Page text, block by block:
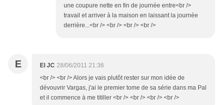
une coupure nette en fin de journée entre<br />
travail et arriver à la maison en laissant la journée
derrière...<br /> <br /> <br /> <br />
E El JC 28/06/2011 21:36
<br /> <br /> Alors je vais plutôt rester sur mon idée de
dévouvrir Vargas, j'ai le premier tome de sa série dans ma Pal
et il commence à me titiller <br /> <br /> <br /> <br />